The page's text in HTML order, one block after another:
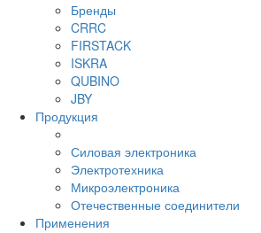
Бренды
CRRC
FIRSTACK
ISKRA
QUBINO
JBY
Продукция
Силовая электроника
Электротехника
Микроэлектроника
Отечественные соединители
Применения